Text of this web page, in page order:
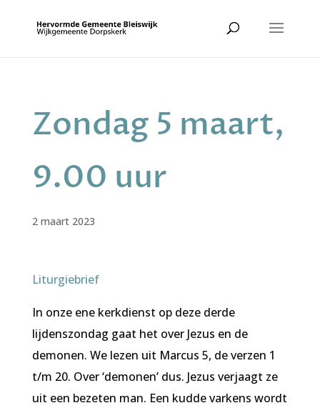
Zondag 5 maart,
9.00 uur
2 maart 2023
Liturgiebrief
In onze ene kerkdienst op deze derde
lijdenszondag gaat het over Jezus en de
demonen. We lezen uit Marcus 5, de verzen 1
t/m 20. Over ‘demonen’ dus. Jezus verjaagt ze
uit een bezeten man. Een kudde varkens wordt